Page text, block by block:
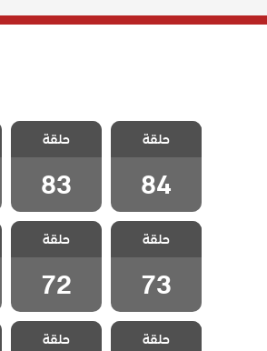
مسلسل ثلاث
اخوات الحلقة
84 والاخيرة
حلقة
84
مسلسل ثلاث
اخوات الحلقة
83
حلقة
83
مسلسل ثلاث
اخوات الحلقة
73
حلقة
73
مسلسل ثلاث
اخوات الحلقة
72
حلقة
72
مسلسل ثلاث
اخوات الحلقة
حلقة
مسلسل ثلاث
اخوات الحلقة
حلقة